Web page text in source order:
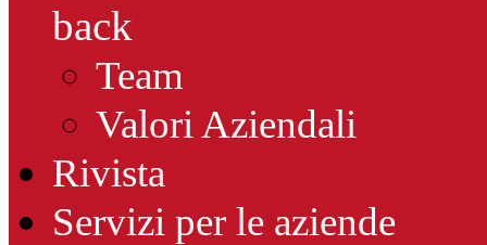
back
Team
Valori Aziendali
Rivista
Servizi per le aziende